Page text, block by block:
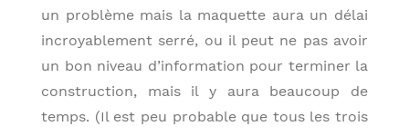
un problème mais la maquette aura un délai
incroyablement serré, ou il peut ne pas avoir
un bon niveau d’information pour terminer la
construction, mais il y aura beaucoup de
temps. (Il est peu probable que tous les trois